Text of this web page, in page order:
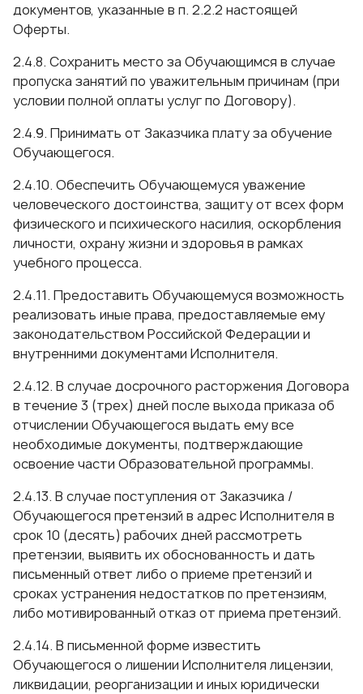
документов, указанные в п. 2.2.2 настоящей
Оферты.
2.4.8. Сохранить место за Обучающимся в случае
пропуска занятий по уважительным причинам (при
условии полной оплаты услуг по Договору).
2.4.9. Принимать от Заказчика плату за обучение
Обучающегося.
2.4.10. Обеспечить Обучающемуся уважение
человеческого достоинства, защиту от всех форм
физического и психического насилия, оскорбления
личности, охрану жизни и здоровья в рамках
учебного процесса.
2.4.11. Предоставить Обучающемуся возможность
реализовать иные права, предоставляемые ему
законодательством Российской Федерации и
внутренними документами Исполнителя.
2.4.12. В случае досрочного расторжения Договора
в течение 3 (трех) дней после выхода приказа об
отчислении Обучающегося выдать ему все
необходимые документы, подтверждающие
освоение части Образовательной программы.
2.4.13. В случае поступления от Заказчика /
Обучающегося претензий в адрес Исполнителя в
срок 10 (десять) рабочих дней рассмотреть
претензии, выявить их обоснованность и дать
письменный ответ либо о приеме претензий и
сроках устранения недостатков по претензиям,
либо мотивированный отказ от приема претензий.
2.4.14. В письменной форме известить
Обучающегося о лишении Исполнителя лицензии,
ликвидации, реорганизации и иных юридически